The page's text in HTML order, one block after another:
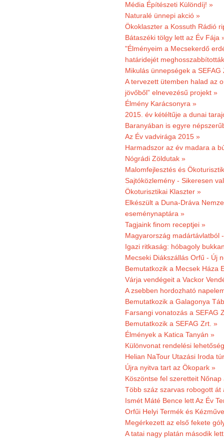
Média Építészeti Különdíj! »
Naturalé ünnepi akció »
Ökoklaszter a Kossuth Rádió
Bátaszéki tölgy lett az Év Fája
"Élményeim a Mecsekerdő
határidejét
Mikulás ünnepségek a SEFAG
A tervezett ütemben halad az
jövőből” elnevezésű projekt »
Élmény Karácsonyra »
2015. év kétéltűje a dunai
Baranyában is egyre
Az Év vadvirága 2015 »
Harmadszor az év madara a
Nógrádi Zöldutak »
Malomfejlesztés és
Sajtóközlemény - Sikeresen
Ökoturisztikai Klaszter »
Elkészült a Duna-Dráva
eseménynaptára »
Tagjaink finom receptjei »
Magyarország madártávlatból
Igazi ritkaság: hóbagoly
Mecseki Diákszállás Orfű - Új
Bemutatkozik a Mecsek Háza
Várja vendégeit a Vackor
A zsebben hordozható
Bemutatkozik a Galagonya
Farsangi vonatozás a SEFAG
Bemutatkozik a SEFAG Zrt. »
Élmények a Katica Tanyán »
Különvonat rendelési
Helian NaTour Utazási Iroda
Újra nyitva tart az Ökopark »
Köszöntse fel szeretteit
Több száz szarvas robogott át
Ismét Máté Bence lett Az Év
Orfűi Helyi Termék és
Megérkezett az első fekete
A tatai nagy platán második